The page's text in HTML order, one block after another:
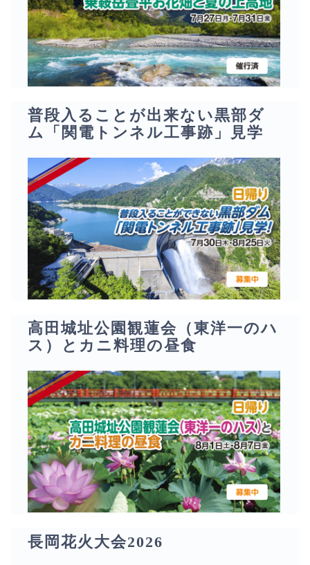
普段入ることが出来ない黒部ダ
ム「関電トンネル工事跡」見学
高田城址公園観蓮会（東洋一のハ
ス）とカニ料理の昼食
長岡花火大会2026